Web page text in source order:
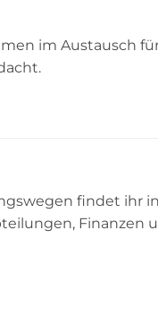
im Austausch
findet ihr